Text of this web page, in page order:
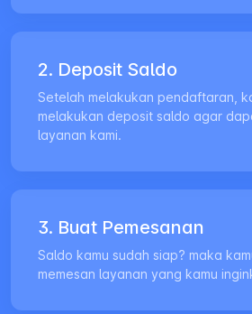
2. Deposit Saldo
Setelah melakukan pendaftaran,
melakukan deposit saldo agar
layanan kami.
3. Buat Pemesanan
Saldo kamu sudah siap? maka
memesan layanan yang kamu